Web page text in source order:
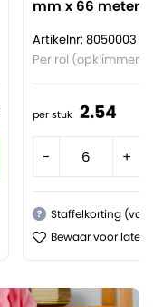
mm x 66 meter,
Artikelnr: 8050003
Per rol
per stuk 2.54
- +
?
Staffelkorting
Bewaar voor later